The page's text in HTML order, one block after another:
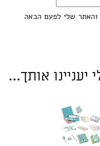
והאתר שלי לפעם הבאה
יעניינו אותך...